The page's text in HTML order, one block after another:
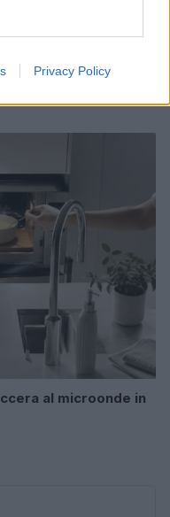
Privacy Policy
elegante e
al microonde in